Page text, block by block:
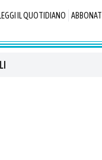
LEGGI IL QUOTIDIANO ABBONATI